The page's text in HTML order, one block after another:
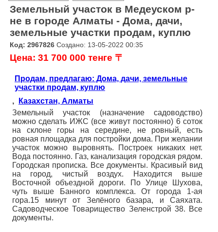
Земельный участок в Медеуском р-
не в городе Алматы - Дома, дачи,
земельные участки продам, куплю
Код: 2967826 Создано: 13-05-2022 00:35
Цена: 31 700 000 тенге 〒
Продам, предлагаю: Дома, дачи, земельные
участки продам, куплю
,
Казахстан, Алматы
Земельный участок (назначение садоводство)
можно сделать ИЖС (все живут постоянно) 6 соток
на склоне горы на середине, не ровный, есть
ровная площадка для постройки дома. При желании
участок можно выровнять. Построек никаких нет.
Вода постоянно. Газ, канализация городская рядом.
Городская прописка. Все документы. Красивый вид
на город, чистый воздух. Находится выше
Восточной объездной дороги. По Улице Шухова,
чуть выше Банного комплекса. От города 1-ая
гора.15 минут от Зелёного базара, и Саяхата.
Садоводческое Товарищество Зеленстрой 38. Все
документы.